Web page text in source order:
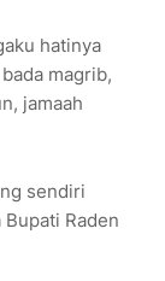
hatinya
magrib,
jamaah
sendiri
Raden